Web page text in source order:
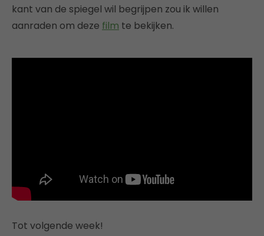
kant van de spiegel wil begrijpen zou ik willen
aanraden om deze film te bekijken.
Tot volgende week!